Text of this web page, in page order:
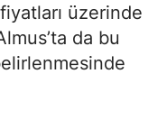
üzerinde
da bu